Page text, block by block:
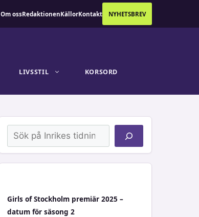
Om ossRedaktionenKällorKontakt NYHETSBREV
LIVSSTIL KORSORD
Sök
Girls of Stockholm premiär 2025 –
datum för säsong 2